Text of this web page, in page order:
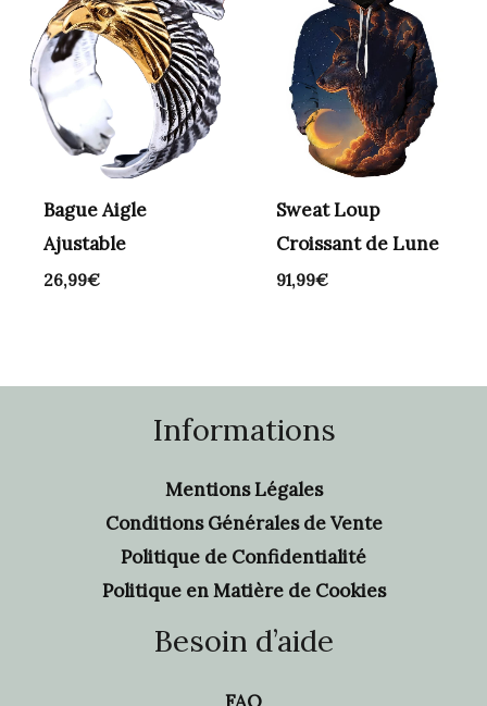
Bague Aigle
Ajustable
26,99€
Sweat Loup
Croissant de Lune
91,99€
Informations
Mentions Légales
Conditions Générales de Vente
Politique de Confidentialité
Politique en Matière de Cookies
Besoin d’aide